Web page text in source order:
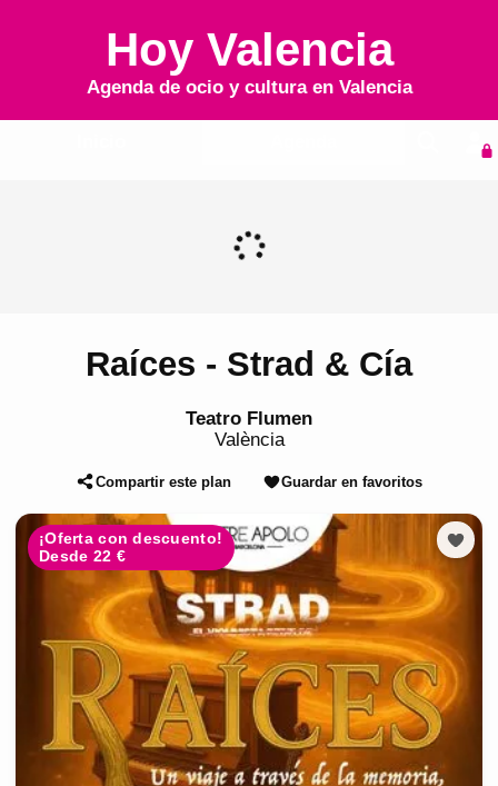
Hoy Valencia
Agenda de ocio y cultura en Valencia
Raíces - Strad & Cía
Teatro Flumen
València
Compartir este plan Guardar en favoritos
¡Oferta con descuento!
Desde 22 €